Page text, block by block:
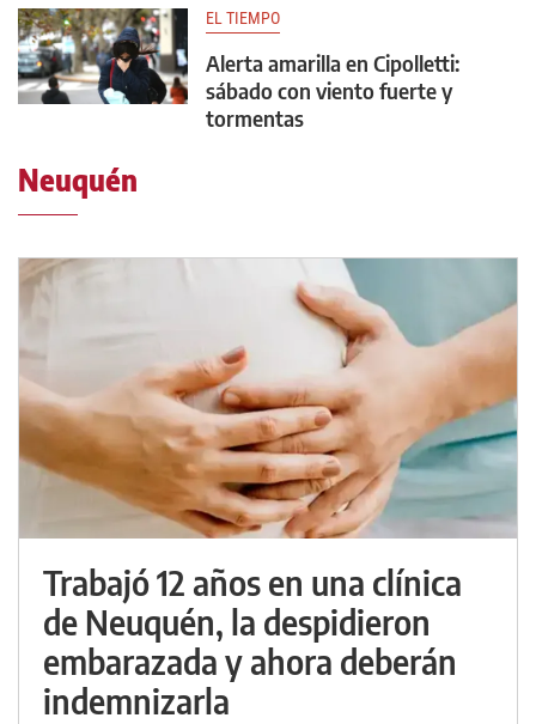
EL TIEMPO
Alerta amarilla en Cipolletti:
sábado con viento fuerte y
tormentas
Neuquén
Trabajó 12 años en una clínica
de Neuquén, la despidieron
embarazada y ahora deberán
indemnizarla